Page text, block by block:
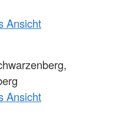
Ansicht
Ansicht